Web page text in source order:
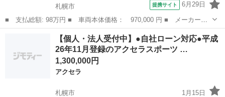
札幌市
提携サイト 6月29日
■ 支払総額: 98万円 ■ 車両本体価格： 970,000 円 ■ メーカー
名： マツダ ■ 車種名： アクセラスポーツ ■ グレード名： １
５Ｓ ４ＷＤ／１０年保証／事故無／夏冬タイヤ／スマートシティブ
レーキサポート／...
アクセラ
【個人・法人受付中】●自社ローン対応●平成
26年11月登録のアクセラスポーツ …
1,300,000円
アクセラ
札幌市
1月15日